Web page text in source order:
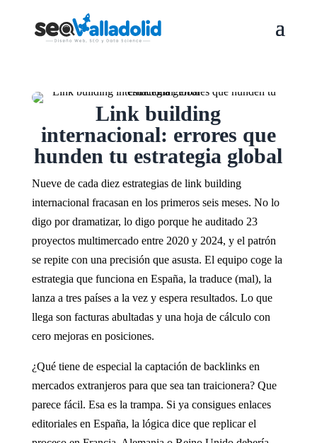
Link building
internacional: errores que
hunden tu estrategia global
Nueve de cada diez estrategias de link building
internacional fracasan en los primeros seis meses. No lo
digo por dramatizar, lo digo porque he auditado 23
proyectos multimercado entre 2020 y 2024, y el patrón
se repite con una precisión que asusta. El equipo coge la
estrategia que funciona en España, la traduce (mal), la
lanza a tres países a la vez y espera resultados. Lo que
llega son facturas abultadas y una hoja de cálculo con
cero mejoras en posiciones.
¿Qué tiene de especial la captación de backlinks en
mercados extranjeros para que sea tan traicionera? Que
parece fácil. Esa es la trampa. Si ya consigues enlaces
editoriales en España, la lógica dice que replicar el